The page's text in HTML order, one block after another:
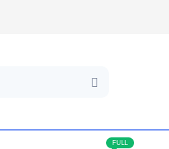
FULL